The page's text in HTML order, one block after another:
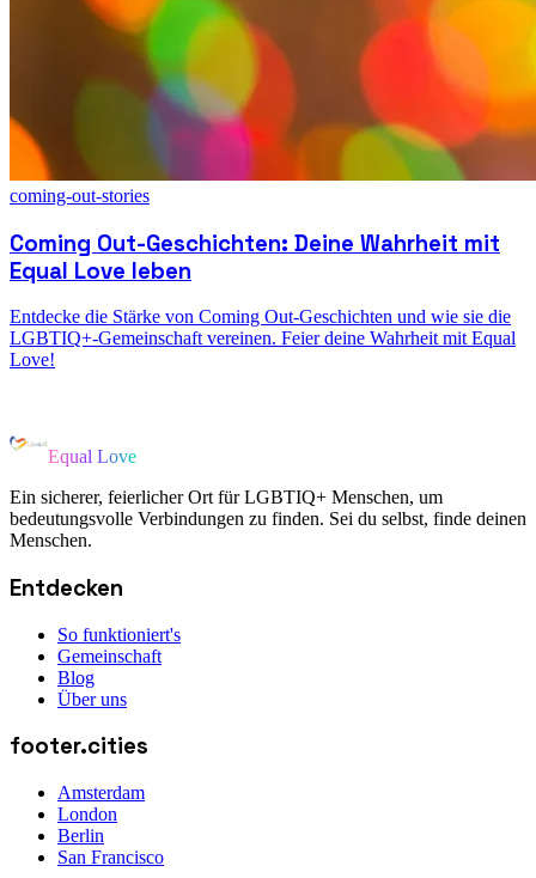
coming-out-stories
Coming Out-Geschichten: Deine Wahrheit mit
Equal Love leben
Entdecke die Stärke von Coming Out-Geschichten und wie sie die
LGBTIQ+-Gemeinschaft vereinen. Feier deine Wahrheit mit Equal
Love!
Equal Love
Ein sicherer, feierlicher Ort für LGBTIQ+ Menschen, um
bedeutungsvolle Verbindungen zu finden. Sei du selbst, finde deinen
Menschen.
Entdecken
So funktioniert's
Gemeinschaft
Blog
Über uns
footer.cities
Amsterdam
London
Berlin
San Francisco